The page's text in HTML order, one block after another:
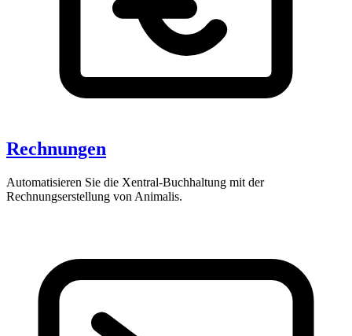
Rechnungen
Automatisieren Sie die Xentral-Buchhaltung mit der
Rechnungserstellung von Animalis.